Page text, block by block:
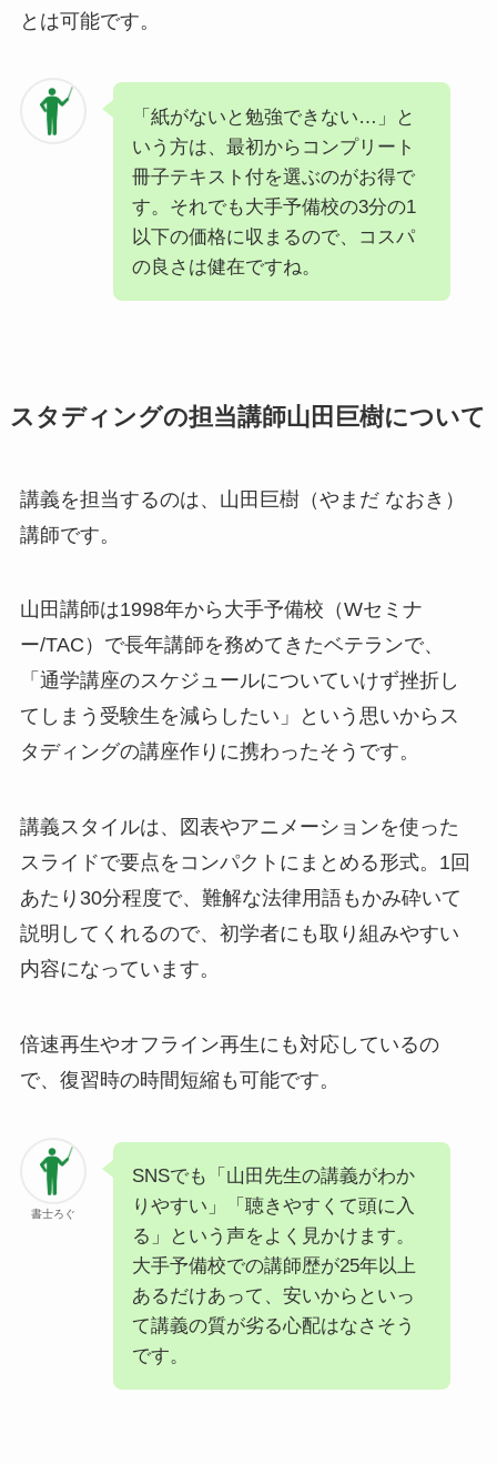
とは可能です。
「紙がないと勉強できない…」と
いう方は、最初からコンプリート
冊子テキスト付を選ぶのがお得で
す。それでも大手予備校の3分の1
以下の価格に収まるので、コスパ
の良さは健在ですね。
スタディングの担当講師山田巨樹について
講義を担当するのは、山田巨樹（やまだ なおき）
講師です。
山田講師は1998年から大手予備校（Wセミナ
ー/TAC）で長年講師を務めてきたベテランで、
「通学講座のスケジュールについていけず挫折し
てしまう受験生を減らしたい」という思いからス
タディングの講座作りに携わったそうです。
講義スタイルは、図表やアニメーションを使った
スライドで要点をコンパクトにまとめる形式。1回
あたり30分程度で、難解な法律用語もかみ砕いて
説明してくれるので、初学者にも取り組みやすい
内容になっています。
倍速再生やオフライン再生にも対応しているの
で、復習時の時間短縮も可能です。
書士ろぐ
SNSでも「山田先生の講義がわか
りやすい」「聴きやすくて頭に入
る」という声をよく見かけます。
大手予備校での講師歴が25年以上
あるだけあって、安いからといっ
て講義の質が劣る心配はなさそう
です。